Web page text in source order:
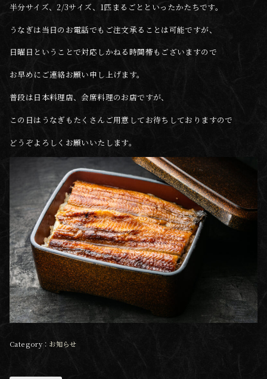
半分サイズ、2/3サイズ、1匹まるごとといったかたちです。
うなぎは当日のお電話でもご注文承ることは可能ですが、
日曜日ということで対応しかねる時間帯もございますので
お早めにご連絡お願い申し上げます。
普段は日本料理店、会席料理のお店ですが、
この日はうなぎもたくさんご用意してお待ちしておりますので
どうぞよろしくお願いいたします。
お知らせ